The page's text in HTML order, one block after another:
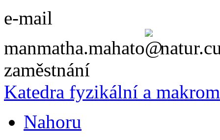
e-mail
manmatha.mahato
zaměstnání
Katedra fyzikální a
Nahoru